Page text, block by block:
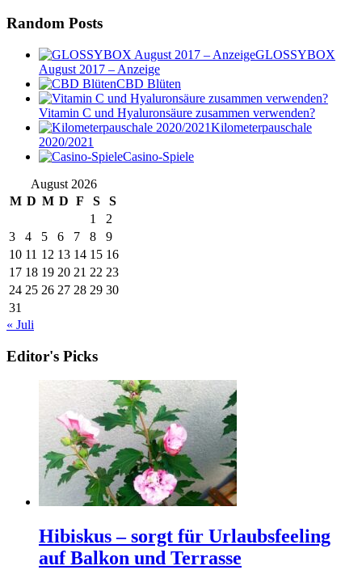
Random Posts
GLOSSYBOX
August 2017 – Anzeige
CBD Blüten
Vitamin C und Hyaluronsäure zusammen verwenden?
Kilometerpauschale
2020/2021
Casino-Spiele
August 2026
M D M D F S
S
1
2
3
4 5 6 7 8
9
10 11 12 13 14 15 16
17 18 19 20 21 22 23
24 25 26 27 28 29 30
31
« Juli
Editor's Picks
Hibiskus – sorgt für Urlaubsfeeling
auf Balkon und Terrasse